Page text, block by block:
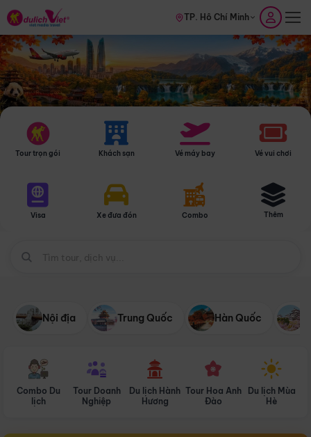
TP. Hồ Chí Minh
Tour trọn gói Khách sạn Vé máy bay Vé vui chơi
Visa Xe đưa đón Combo Thêm
Nội địa Trung Quốc Hàn Quốc
Combo Du
lịch
Tour Doanh
Nghiệp
Du lịch Hành
Hương
Tour Hoa Anh
Đào
Du lịch Mùa
Hè